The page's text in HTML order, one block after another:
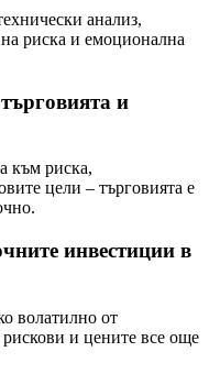
анализ,
риска и емоционална
и
към риска,
цели – търговията е
инвестиции в
волатилно от
рискови и цените все още